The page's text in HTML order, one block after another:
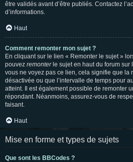
être validés avant d’être publiés. Contactez
d’informations.
Haut
Comment remonter mon sujet ?
En cliquant sur le lien « Remonter le sujet »
pouvez remonterle sujet en haut du forum sur
vous ne voyez pas ce lien, cela signifie que la
désactivée ou que l’intervalle de temps pour
atteint. Il est également possible de remonter
répondant. Néanmoins, assurez-vous de
faisant.
Haut
Mise en forme et types de sujets
Que sont les BBCodes ?